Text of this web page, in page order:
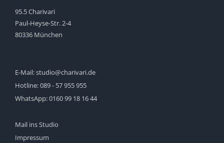
95.5 Charivari
Paul-Heyse-Str. 2-4
80336 München
E-Mail:studio@charivari.de
Hotline:089 - 57 955 955
WhatsApp:0160 99 18 16 44
Mail ins Studio
Impressum